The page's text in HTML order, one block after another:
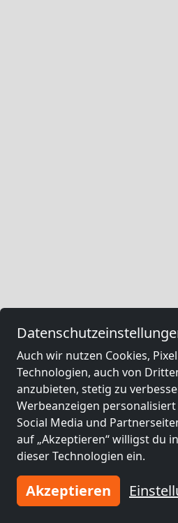
Auch wir nutzen Cookies,
Technologien, auch von
anzubieten, stetig zu
Werbeanzeigen
Social Media und
auf „Akzeptieren“ willigst du
dieser Technologien ein.
Akzeptieren